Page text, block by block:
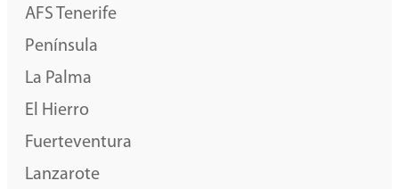
AFS Tenerife
Península
La Palma
El Hierro
Fuerteventura
Lanzarote